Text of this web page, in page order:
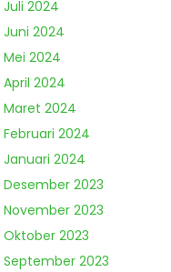
Juli 2024
Juni 2024
Mei 2024
April 2024
Maret 2024
Februari 2024
Januari 2024
Desember 2023
November 2023
Oktober 2023
September 2023